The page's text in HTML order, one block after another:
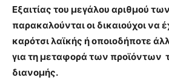
Εξαιτίας του μεγάλου αριθμού
παρακαλούνται οι δικαιούχοι να
καρότσι λαϊκής ή οποιοδήποτε
για τη μεταφορά των προϊόντων
διανομής.